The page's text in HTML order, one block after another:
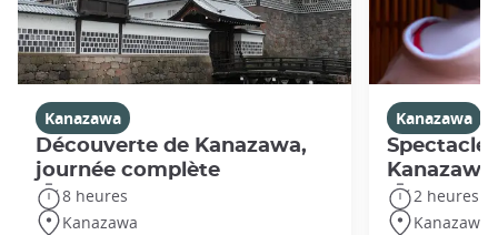
Kanazawa
Découverte de Kanazawa,
journée complète
8 heures
Kanazawa
Kanazawa
Spectacle
Kanazawa
2 heures
Kanazawa